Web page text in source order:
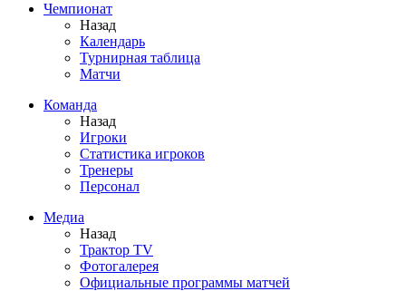
Чемпионат
Назад
Календарь
Турнирная таблица
Матчи
Команда
Назад
Игроки
Статистика игроков
Тренеры
Персонал
Медиа
Назад
Трактор TV
Фотогалерея
Официальные программы матчей